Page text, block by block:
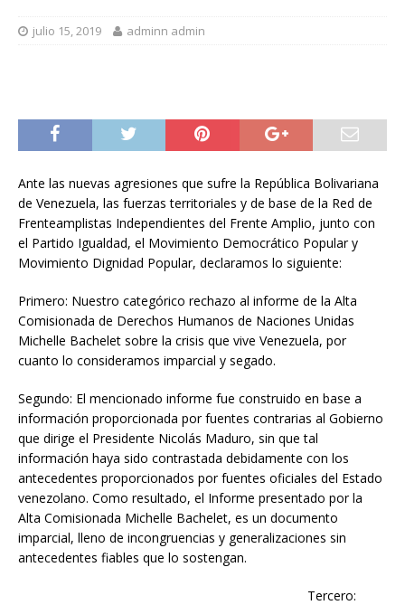
julio 15, 2019 adminn admin
Ante las nuevas agresiones que sufre la República Bolivariana
de Venezuela, las fuerzas territoriales y de base de la Red de
Frenteamplistas Independientes del Frente Amplio, junto con
el Partido Igualdad, el Movimiento Democrático Popular y
Movimiento Dignidad Popular, declaramos lo siguiente:
Primero: Nuestro categórico rechazo al informe de la Alta
Comisionada de Derechos Humanos de Naciones Unidas
Michelle Bachelet sobre la crisis que vive Venezuela, por
cuanto lo consideramos imparcial y segado.
Segundo: El mencionado informe fue construido en base a
información proporcionada por fuentes contrarias al Gobierno
que dirige el Presidente Nicolás Maduro, sin que tal
información haya sido contrastada debidamente con los
antecedentes proporcionados por fuentes oficiales del Estado
venezolano. Como resultado, el Informe presentado por la
Alta Comisionada Michelle Bachelet, es un documento
imparcial, lleno de incongruencias y generalizaciones sin
antecedentes fiables que lo sostengan.
Tercero: